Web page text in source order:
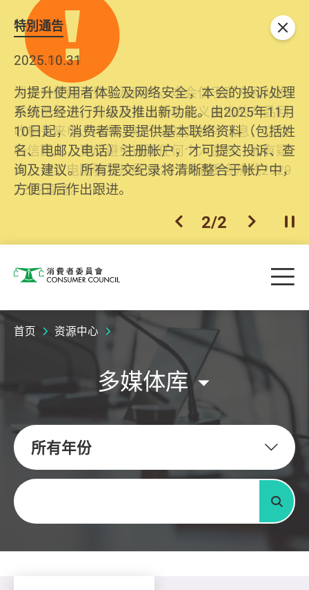
特別通告
2026.06.29
消委会提醒消费者及商户，本会仅于官方网站发
布消费警示。如接获以消委会名义发出的产品回
收相关来电、电邮、短讯或社交媒体讯息，切勿
轻信回应，更应避免透露任何个人资料。如有疑
问，请致电防骗易热线18222或消委会热线2929
2222查询。
2025.10.31
为提升使用者体验及网络安全，本会的投诉处理
系统已经进行升级及推出新功能。由2025年11月
10日起，消费者需要提供基本联络资料（包括姓
名、电邮及电话）注册帐户，才可提交投诉、查
询及建议。所有提交纪录将清晰整合于帐户中，
方便日后作出跟进。
上一个
2/2 下一个开
关闭
消费者委员会 目
首页 资源中心
多媒体库
所有年份
关键字
搜寻